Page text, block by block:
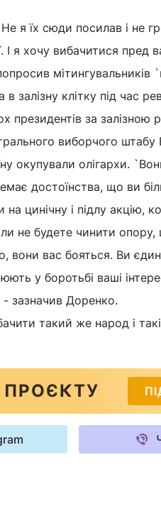
я їх сюди посилав і не
я хочу вибачитися пред
мітингувальників
залізну клітку під час
президентів за залізною
виборчого
окупували олігархи.
достоїнства, що ви
цинічну і підлу акцію,
не будете чинити
вони вас бояться. Ви
у боротьбі ваші
зазначив Доренко.
такий же народ і